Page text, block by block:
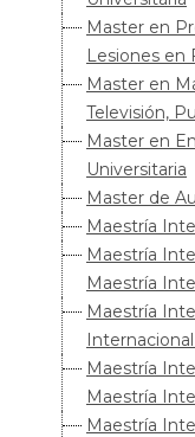
Master en
Lesiones en
Master en
Televisión,
Master en
Universitaria
Master de
Maestría
Maestría
Maestría
Maestría
Maestría
Maestría
Maestría